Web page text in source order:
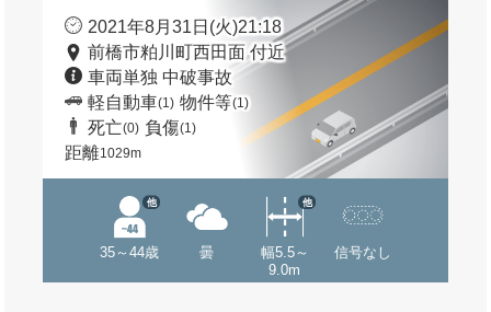
2021年8月31日(火)21:18
前橋市粕川町西田面 付近
車両単独 中破事故
軽自動車(1) 物件等(1)
死亡(0) 負傷(1)
距離1029m
35～44歳
他
曇
幅5.5～
9.0m
他
信号なし